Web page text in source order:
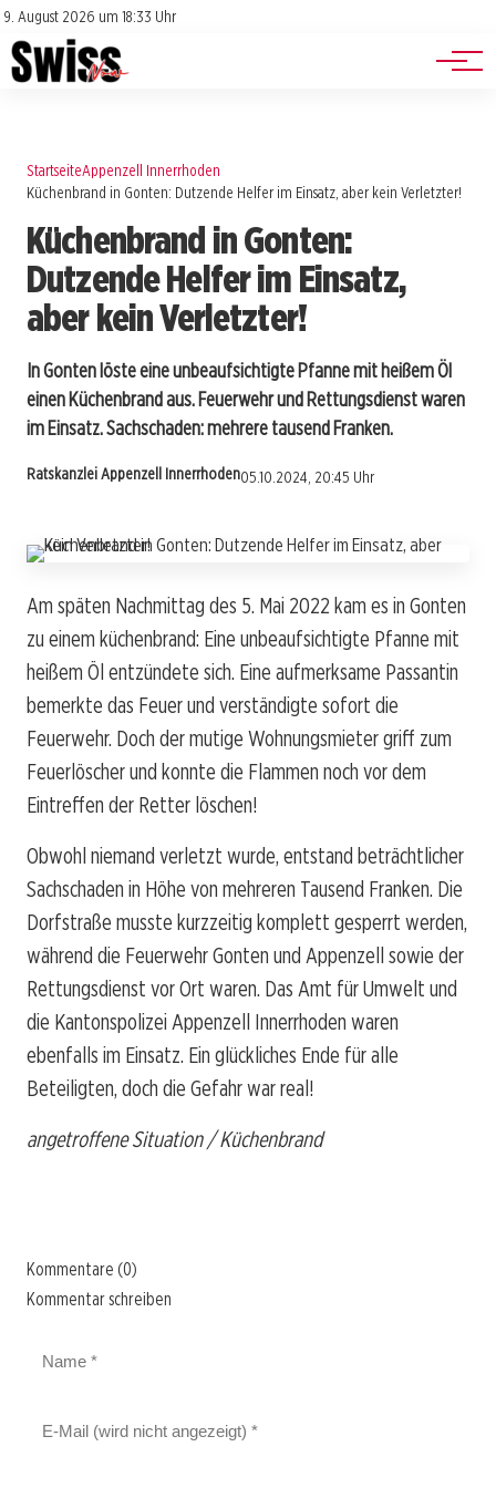
9. August 2026 um 18:33 Uhr
Impressum
Datenschutz
Jobs
Events
StartseiteAppenzell Innerrhoden
Küchenbrand in Gonten: Dutzende Helfer im Einsatz, aber kein Verletzter!
Küchenbrand in Gonten:
Dutzende Helfer im Einsatz,
aber kein Verletzter!
In Gonten löste eine unbeaufsichtigte Pfanne mit heißem Öl
einen Küchenbrand aus. Feuerwehr und Rettungsdienst waren
im Einsatz. Sachschaden: mehrere tausend Franken.
Ratskanzlei Appenzell Innerrhoden05.10.2024, 20:45 Uhr
Am späten Nachmittag des 5. Mai 2022 kam es in Gonten
zu einem küchenbrand: Eine unbeaufsichtigte Pfanne mit
heißem Öl entzündete sich. Eine aufmerksame Passantin
bemerkte das Feuer und verständigte sofort die
Feuerwehr. Doch der mutige Wohnungsmieter griff zum
Feuerlöscher und konnte die Flammen noch vor dem
Eintreffen der Retter löschen!
Obwohl niemand verletzt wurde, entstand beträchtlicher
Sachschaden in Höhe von mehreren Tausend Franken. Die
Dorfstraße musste kurzzeitig komplett gesperrt werden,
während die Feuerwehr Gonten und Appenzell sowie der
Rettungsdienst vor Ort waren. Das Amt für Umwelt und
die Kantonspolizei Appenzell Innerrhoden waren
ebenfalls im Einsatz. Ein glückliches Ende für alle
Beteiligten, doch die Gefahr war real!
angetroffene Situation / Küchenbrand
Kommentare (0)
Kommentar schreiben